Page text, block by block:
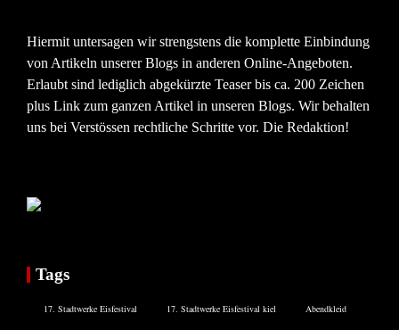
Hiermit untersagen wir strengstens die komplette Einbindung
von Artikeln unserer Blogs in anderen Online-Angeboten.
Erlaubt sind lediglich abgekürzte Teaser bis ca. 200 Zeichen
plus Link zum ganzen Artikel in unseren Blogs. Wir behalten
uns bei Verstössen rechtliche Schritte vor. Die Redaktion!
Tags
17. Stadtwerke Eisfestival 17. Stadtwerke Eisfestival kiel Abendkleid